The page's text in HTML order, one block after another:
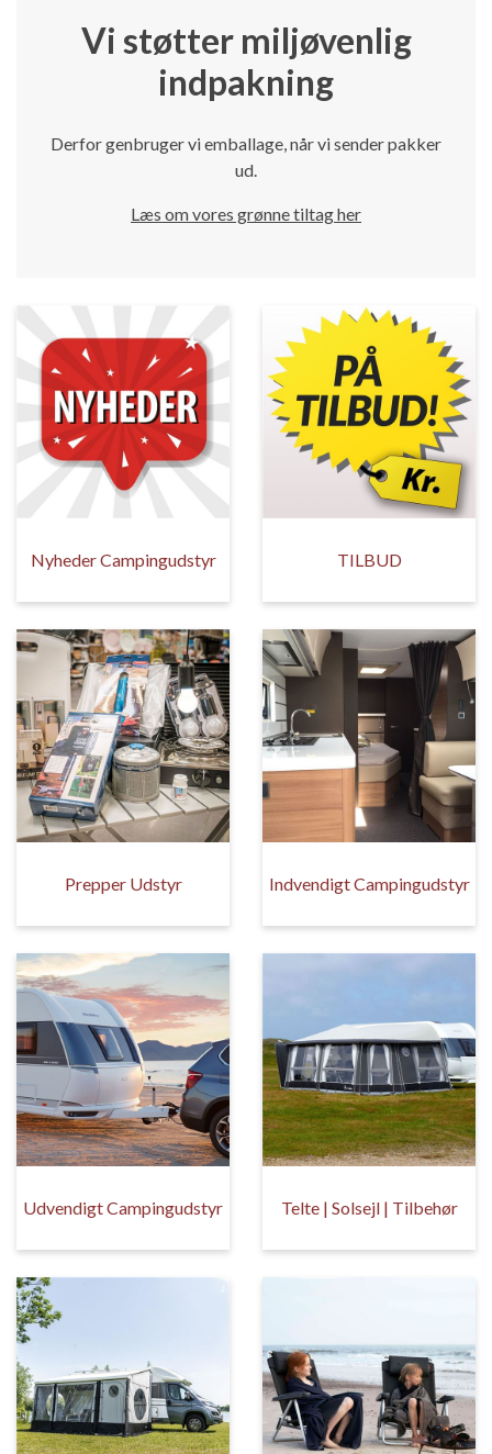
Vi støtter miljøvenlig
indpakning
Derfor genbruger vi emballage, når vi sender pakker
ud.
Læs om vores grønne tiltag her
Nyheder Campingudstyr TILBUD
Prepper Udstyr Indvendigt Campingudstyr
Udvendigt Campingudstyr Telte | Solsejl | Tilbehør